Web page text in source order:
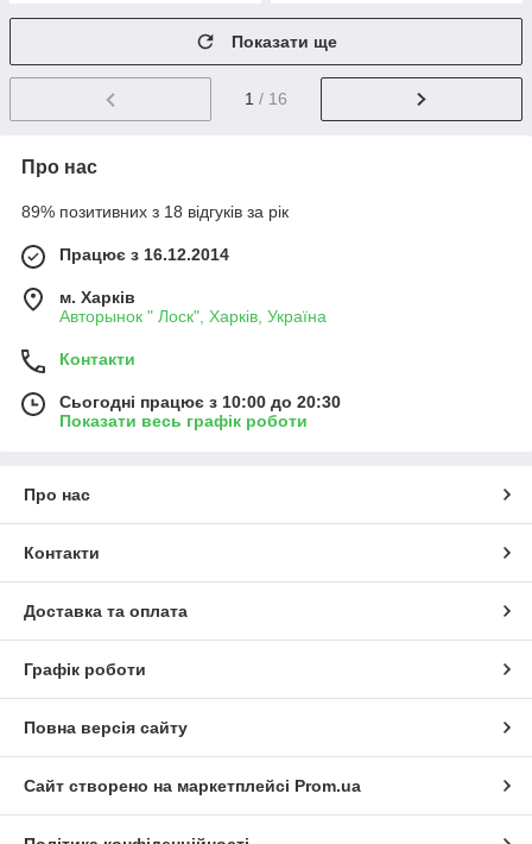
Показати ще
1 / 16
Про нас
89% позитивних з 18 відгуків за рік
Працює з 16.12.2014
м. Харків
Авторынок " Лоск", Харків, Україна
Контакти
Сьогодні працює з 10:00 до 20:30
Показати весь графік роботи
Про нас
Контакти
Доставка та оплата
Графік роботи
Повна версія сайту
Сайт створено на маркетплейсі Prom.ua